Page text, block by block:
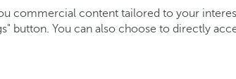
commercial content tailored to your
button. You can also choose to directly